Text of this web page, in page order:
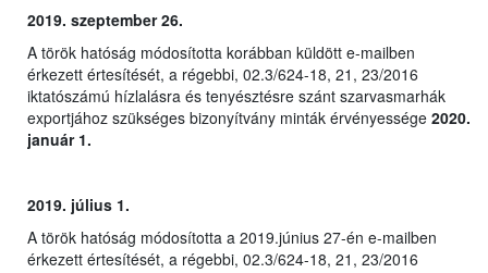
2019. szeptember 26.
A török hatóság módosította korábban küldött e-mailben
érkezett értesítését, a régebbi, 02.3/624-18, 21, 23/2016
iktatószámú hízlalásra és tenyésztésre szánt szarvasmarhák
exportjához szükséges bizonyítvány minták érvényessége 2020.
január 1.
2019. július 1.
A török hatóság módosította a 2019.június 27-én e-mailben
érkezett értesítését, a régebbi, 02.3/624-18, 21, 23/2016